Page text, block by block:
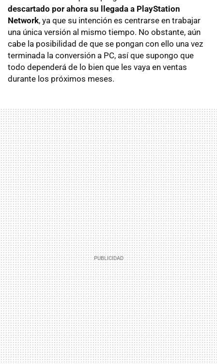
descartado por ahora su llegada a PlayStation
Network, ya que su intención es centrarse en trabajar
una única versión al mismo tiempo. No obstante, aún
cabe la posibilidad de que se pongan con ello una vez
terminada la conversión a PC, así que supongo que
todo dependerá de lo bien que les vaya en ventas
durante los próximos meses.